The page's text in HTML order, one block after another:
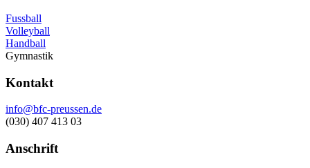
Fussball
Volleyball
Handball
Gymnastik
Kontakt
info@bfc-preussen.de
(030) 407 413 03
Anschrift